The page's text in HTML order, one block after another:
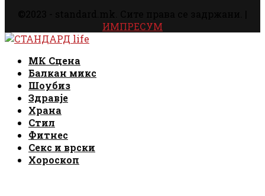
ИМПРЕСУМ
Facebook
Instagram
Email
Rss
МК Сцена
Балкан микс
Шоубиз
Здравје
Храна
Стил
Фитнес
Секс и врски
Хороскоп